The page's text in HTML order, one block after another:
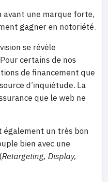
avant une marque forte,
gagner en notoriété.
se révèle
certains de nos
de financement que
d’inquiétude. La
que le web ne
également un très bon
bien avec une
Retargeting, Display,